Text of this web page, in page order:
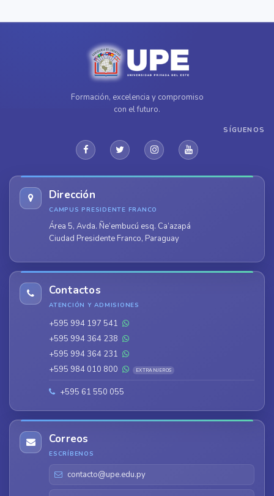
Formación, excelencia y compromiso
con el futuro.
SÍGUENOS
Dirección
CAMPUS PRESIDENTE FRANCO
Área 5, Avda. Ñe’embucú esq. Ca’azapá
Ciudad Presidente Franco, Paraguay
Contactos
ATENCIÓN Y ADMISIONES
+595 994 197 541
+595 994 364 238
+595 994 364 231
+595 984 010 800
EXTRANJEROS
+595 61 550 055
Correos
ESCRÍBENOS
contacto@upe.edu.py